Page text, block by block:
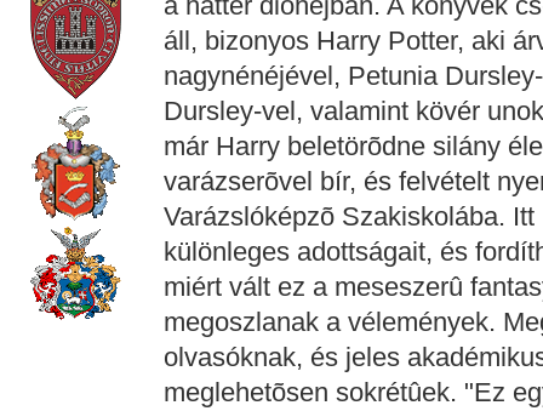
áll, bizonyos Harry Potter, aki
nagynénéjével, Petunia
Dursley-vel, valamint kövér
már Harry beletörõdne silány
varázserõvel bír, és felvételt
Varázslóképzõ Szakiskolába.
különleges adottságait, és
miért vált ez a meseszerû
megoszlanak a vélemények.
olvasóknak, és jeles
meglehetõsen sokrétûek. "Ez